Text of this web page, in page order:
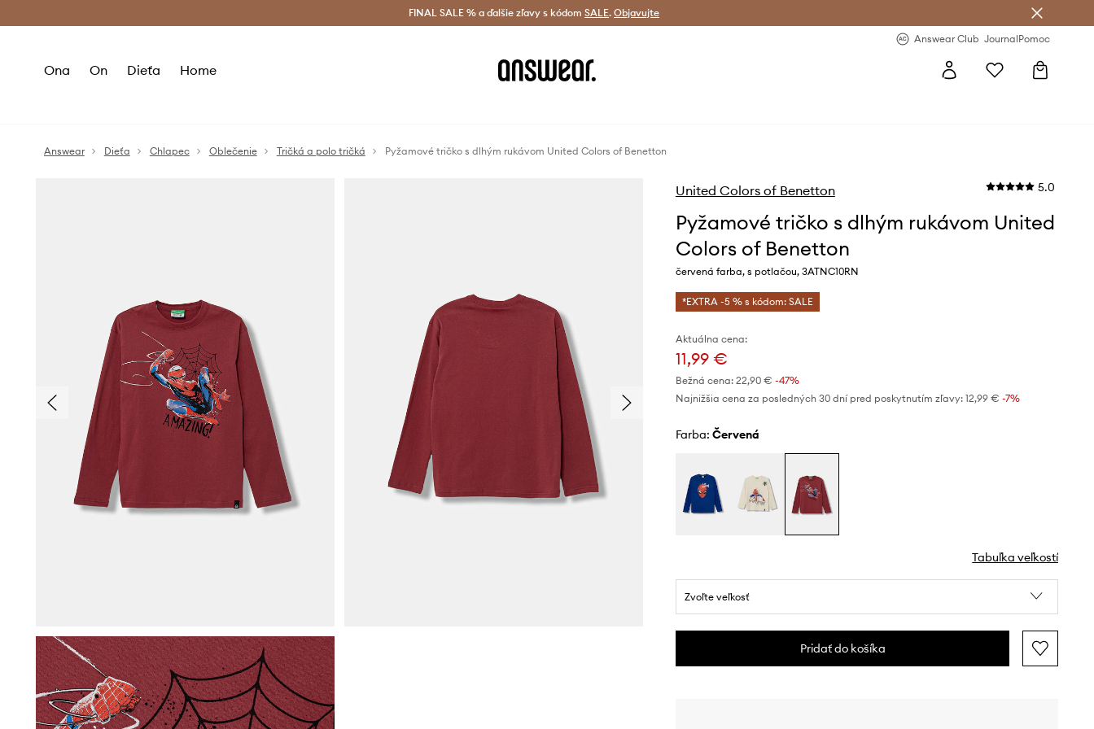
Bezplatná doprava od 60 € > Doručenie aj do 24 h >
FINAL SALE % a ďalšie zľavy s kódom SALE. Objavujte
Answear Club JournalPomoc
Ona On Dieťa Home
Answear Dieťa Chlapec Oblečenie Tričká a polo tričká Pyžamové tričko s dlhým rukávom United Colors of Benetton
United Colors of Benetton 5.0
Pyžamové tričko s dlhým rukávom United
Colors of Benetton
červená farba, s potlačou, 3ATNC10RN
*EXTRA -5 % s kódom: SALE
Aktuálna cena:
11,99 €
Bežná cena: 22,90 € -47%
Najnižšia cena za posledných 30 dní pred poskytnutím zľavy: 12,99 € -7%
Farba: červená
Tabuľka veľkostí
Zvoľte veľkosť
Pridať do košíka